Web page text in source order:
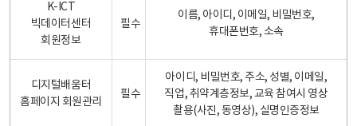
K-ICT
빅데이터센터
회원정보
필수
이름, 아이디, 이메일, 비밀번호,
휴대폰번호, 소속
디지털배움터
홈페이지 회원관리
필수
아이디, 비밀번호, 주소, 성별, 이메일,
직업, 취약계층정보, 교육 참여시 영상
촬용(사진, 동영상), 실명인증정보